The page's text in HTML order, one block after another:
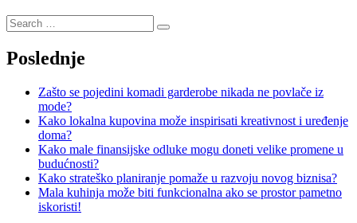
Poslednje
Zašto se pojedini komadi garderobe nikada ne povlače iz
mode?
Kako lokalna kupovina može inspirisati kreativnost i uređenje
doma?
Kako male finansijske odluke mogu doneti velike promene u
budućnosti?
Kako strateško planiranje pomaže u razvoju novog biznisa?
Mala kuhinja može biti funkcionalna ako se prostor pametno
iskoristi!